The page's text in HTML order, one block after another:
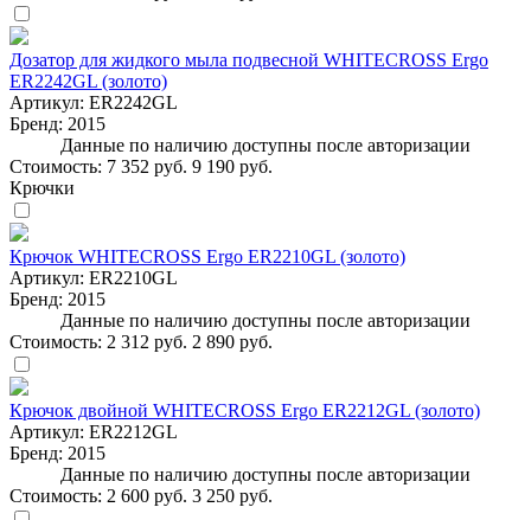
Дозатор для жидкого мыла подвесной WHITECROSS Ergo
ER2242GL (золото)
Артикул: ER2242GL
Бренд: 2015
Данные по наличию доступны после авторизации
Стоимость: 7 352 руб. 9 190 руб.
Крючки
Крючок WHITECROSS Ergo ER2210GL (золото)
Артикул: ER2210GL
Бренд: 2015
Данные по наличию доступны после авторизации
Стоимость: 2 312 руб. 2 890 руб.
Крючок двойной WHITECROSS Ergo ER2212GL (золото)
Артикул: ER2212GL
Бренд: 2015
Данные по наличию доступны после авторизации
Стоимость: 2 600 руб. 3 250 руб.